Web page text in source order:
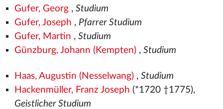
Gufer, Georg, Studium
Gufer, Joseph , Pfarrer Studium
Gufer, Martin , Studium
Günzburg, Johann (Kempten), Studium
Haas, Augustin (Nesselwang), Studium
Hackenmüller, Franz Joseph (*1720 †1775),
Geistlicher Studium